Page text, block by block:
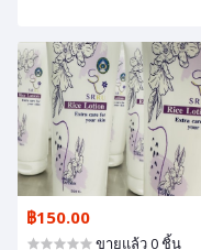
฿150.00
ขายแล้ว 0 ชิ้น